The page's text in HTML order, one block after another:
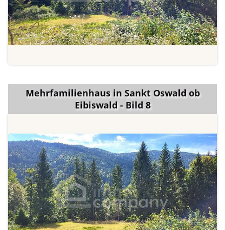
Mehrfamilienhaus in Sankt Oswald ob
Eibiswald - Bild 8